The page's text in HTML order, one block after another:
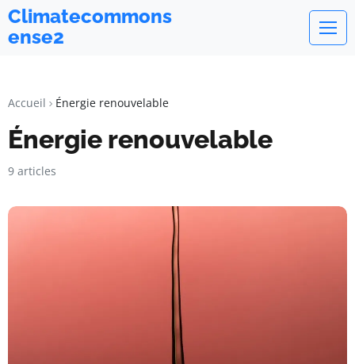
Climatecommons
ense2
Accueil Énergie renouvelable
Énergie renouvelable
9 articles